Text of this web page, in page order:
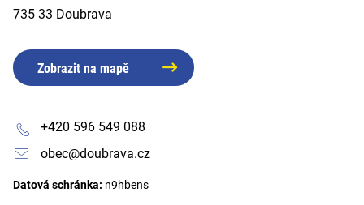
735 33 Doubrava
Zobrazit na mapě
+420 596 549 088
obec@doubrava.cz
Datová schránka: n9hbens